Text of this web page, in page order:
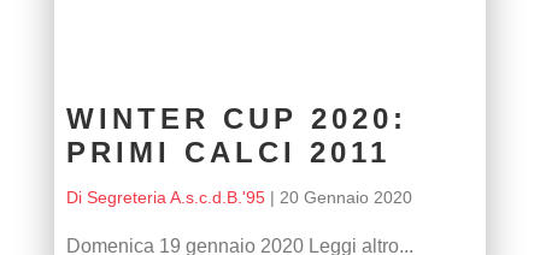
WINTER CUP 2020:
PRIMI CALCI 2011
Di Segreteria A.s.c.d.B.'95| 20 Gennaio 2020
Domenica 19 gennaio 2020 Leggi altro...